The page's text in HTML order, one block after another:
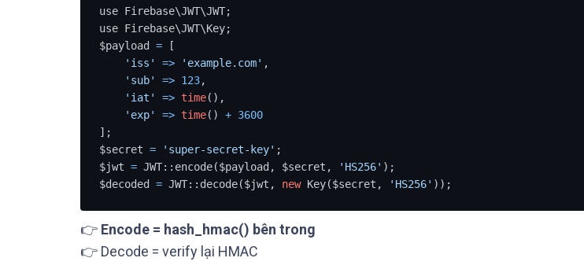
use Firebase\JWT\JWT;
use Firebase\JWT\Key;
$payload = [
'iss'
=> 'example.com' ,
'sub'
=> 123,
'iat'
=> time(),
'exp'
=> time() + 3600
];
$secret = 'super-secret-key' ;
$jwt = JWT::encode($payload, $secret, 'HS256' );
$decoded = JWT::decode($jwt, new Key($secret, 'HS256'
👉 Encode = hash_hmac() bên trong
👉 Decode = verify lại HMAC